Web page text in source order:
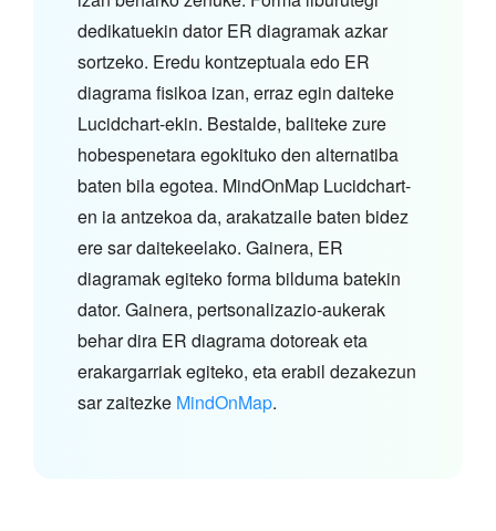
dedikatuekin dator ER diagramak azkar
sortzeko. Eredu kontzeptuala edo ER
diagrama fisikoa izan, erraz egin daiteke
Lucidchart-ekin. Bestalde, baliteke zure
hobespenetara egokituko den alternatiba
baten bila egotea. MindOnMap Lucidchart-
en ia antzekoa da, arakatzaile baten bidez
ere sar daitekeelako. Gainera, ER
diagramak egiteko forma bilduma batekin
dator. Gainera, pertsonalizazio-aukerak
behar dira ER diagrama dotoreak eta
erakargarriak egiteko, eta erabil dezakezun
sar zaitezke MindOnMap.